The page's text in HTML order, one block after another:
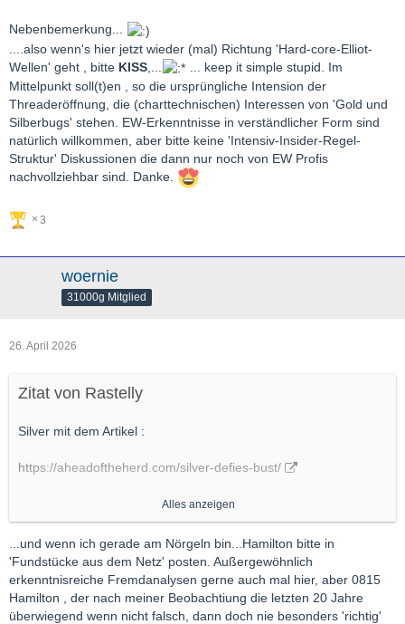
Nebenbemerkung...
....also wenn's hier jetzt wieder (mal) Richtung 'Hard-core-Elliot-
Wellen' geht , bitte KISS
... keep it simple stupid. Im
Mittelpunkt soll(t)en , so die ursprüngliche Intension der
Threaderöffnung, die (charttechnischen) Interessen von 'Gold und
Silberbugs' stehen. EW-Erkenntnisse in verständlicher Form sind
natürlich willkommen, aber bitte keine 'Intensiv-Insider-Regel-
Struktur' Diskussionen die dann nur noch von EW Profis
nachvollziehbar sind. Danke.
3
woernie
31000g Mitglied
26. April 2026
Zitat von Rastelly
Silver mit dem Artikel :
https://aheadoftheherd.com/silver-defies-bust/
Weiterhin gutes Gelingen
Gruss RS
Alles anzeigen
...und wenn ich gerade am Nörgeln bin...Hamilton bitte in
'Fundstücke aus dem Netz' posten. Außergewöhnlich
erkenntnisreiche Fremdanalysen gerne auch mal hier, aber 0815
Hamilton , der nach meiner Beobachtiung die letzten 20 Jahre
überwiegend wenn nicht falsch, dann doch nie besonders 'richtig'